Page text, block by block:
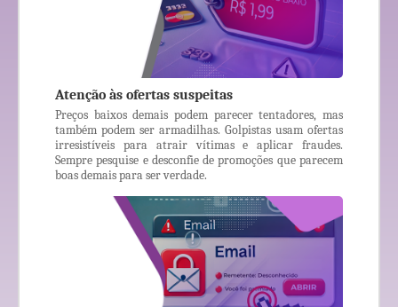
Atenção às ofertas suspeitas
Preços baixos demais podem parecer tentadores, mas
também podem ser armadilhas. Golpistas usam ofertas
irresistíveis para atrair vítimas e aplicar fraudes.
Sempre pesquise e desconfie de promoções que parecem
boas demais para ser verdade.